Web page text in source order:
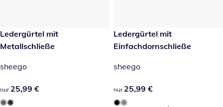
25,99 €
Ledergürtel mit
Metallschließe
sheego
25,99 €
nur 25,99 €
25,99 €
Ledergürtel mit
Einfachdornschließe
sheego
25,99 €
nur 25,99 €